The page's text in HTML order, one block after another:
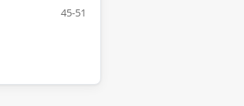
45-51